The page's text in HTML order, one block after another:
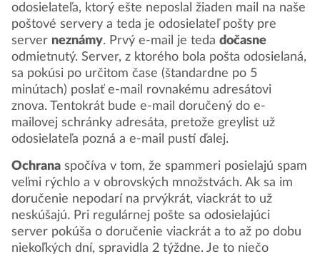
odosielateľa, ktorý ešte neposlal žiaden mail na naše
poštové servery a teda je odosielateľ pošty pre
server neznámy. Prvý e-mail je teda dočasne
odmietnutý. Server, z ktorého bola pošta odosielaná,
sa pokúsi po určitom čase (štandardne po 5
minútach) poslať e-mail rovnakému adresátovi
znova. Tentokrát bude e-mail doručený do e-
mailovej schránky adresáta, pretože greylist už
odosielateľa pozná a e-mail pustí ďalej.
Ochrana spočíva v tom, že spammeri posielajú spam
veľmi rýchlo a v obrovských množstvách. Ak sa im
doručenie nepodarí na prvýkrát, viackrát to už
neskúšajú. Pri regulárnej pošte sa odosielajúci
server pokúša o doručenie viackrát a to až po dobu
niekoľkých dní, spravidla 2 týždne. Je to niečo